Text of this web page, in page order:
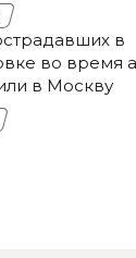
в
во время
в Москву